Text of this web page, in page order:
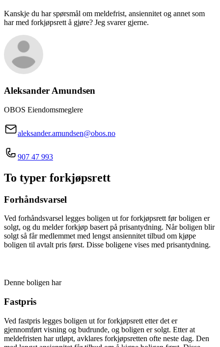
Kanskje du har spørsmål om meldefrist, ansiennitet og annet som
har med forkjøpsrett å gjøre? Jeg svarer gjerne.
Aleksander Amundsen
OBOS Eiendomsmeglere
aleksander.amundsen@obos.no
907 47 993
To typer forkjøpsrett
Forhåndsvarsel
Ved forhåndsvarsel legges boligen ut for forkjøpsrett før boligen er
solgt, og du melder forkjøp basert på prisantydning. Når boligen blir
solgt så får medlemmet med lengst ansiennitet tilbud om kjøpe
boligen til avtalt pris først. Disse boligene vises med prisantydning.
Denne boligen har
Fastpris
Ved fastpris legges boligen ut for forkjøpsrett etter det er
gjennomført visning og budrunde, og boligen er solgt. Etter at
meldefristen har utløpt, avklares forkjøpsretten ofte neste dag. Den